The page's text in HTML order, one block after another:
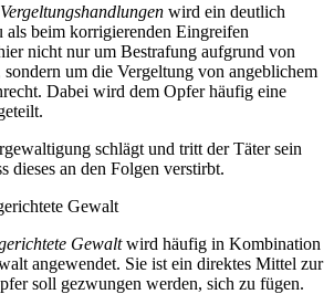
wird ein deutlich
als beim korrigierenden Eingreifen
nicht nur um Bestrafung aufgrund von
sondern um die Vergeltung von angeblichem
Dabei wird dem Opfer häufig eine
schlägt und tritt der Täter sein
dieses an den Folgen verstirbt.
Gewalt
Gewaltwird häufig in Kombination
angewendet. Sie ist ein direktes Mittel zur
soll gezwungen werden, sich zu fügen.